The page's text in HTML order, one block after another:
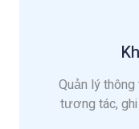
Quản lý
tương tác, ghi